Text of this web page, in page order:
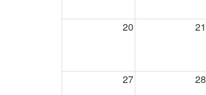
20 21
27 28